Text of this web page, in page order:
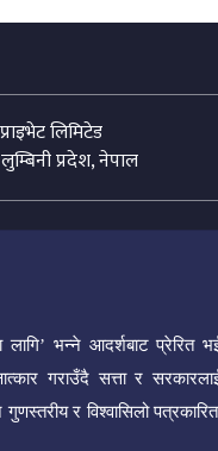
लिमिटेड
प्रदेश, नेपाल
लागि’ भन्ने आदर्शबाट प्रेरित
गराउँदै सत्ता र
र विश्वासिलो